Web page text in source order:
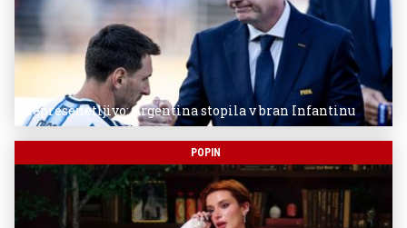
Nepresenetljivo: Argentina stopila v bran Infantinu
POPIN